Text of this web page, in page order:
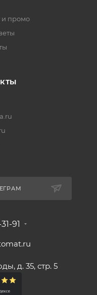
и промо
91
д. 35, стр. 5